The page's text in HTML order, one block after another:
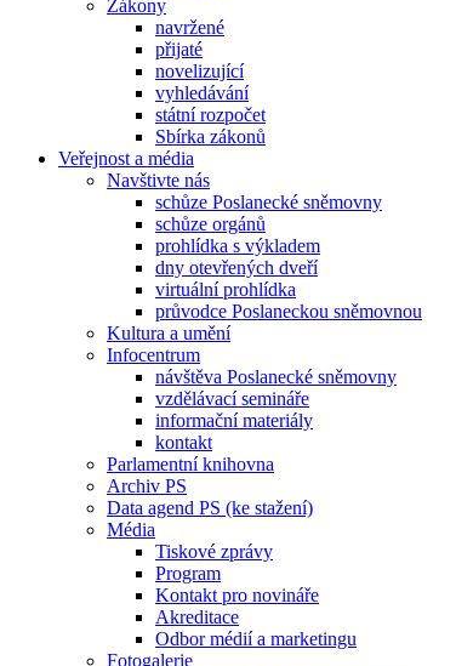
Zákony
navržené
přijaté
novelizující
vyhledávání
státní rozpočet
Sbírka zákonů
Veřejnost a média
Navštivte nás
schůze Poslanecké sněmovny
schůze orgánů
prohlídka s výkladem
dny otevřených dveří
virtuální prohlídka
průvodce Poslaneckou sněmovnou
Kultura a umění
Infocentrum
návštěva Poslanecké sněmovny
vzdělávací semináře
informační materiály
kontakt
Parlamentní knihovna
Archiv PS
Data agend PS (ke stažení)
Média
Tiskové zprávy
Program
Kontakt pro novináře
Akreditace
Odbor médií a marketingu
Fotogalerie